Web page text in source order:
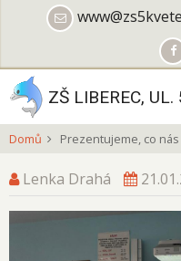
obsahu
ZŠ LIBEREC,
Domů Prezentujeme, co
Lenka Drahá